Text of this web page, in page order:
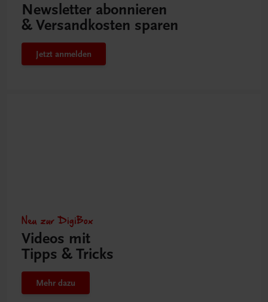
Newsletter abonnieren
& Versandkosten sparen
Jetzt anmelden
Neu zur DigiBox
Videos mit
Tipps & Tricks
Mehr dazu